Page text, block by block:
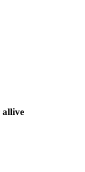
allive